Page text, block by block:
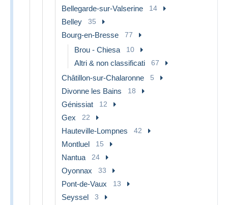
Bellegarde-sur-Valserine 14
Belley 35
Bourg-en-Bresse 77
Brou - Chiesa 10
Altri & non classificati 67
Châtillon-sur-Chalaronne 5
Divonne les Bains 18
Génissiat 12
Gex 22
Hauteville-Lompnes 42
Montluel 15
Nantua 24
Oyonnax 33
Pont-de-Vaux 13
Seyssel 3